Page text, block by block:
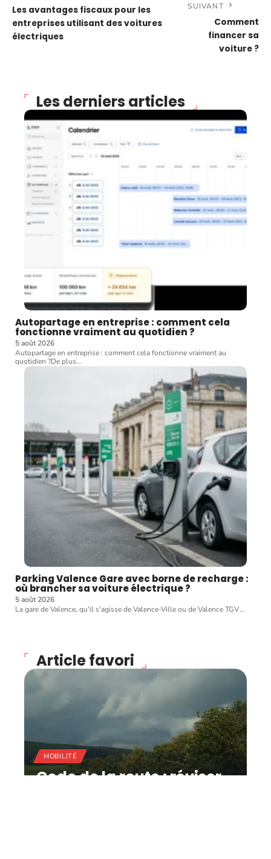
Les avantages fiscaux pour les
entreprises utilisant des voitures
électriques
SUIVANT
Comment
financer sa
voiture ?
Les derniers articles
Autopartage en entreprise : comment cela
fonctionne vraiment au quotidien ?
5 août 2026
Autopartage en entreprise : comment cela fonctionne vraiment au
quotidien ?De plus…
Parking Valence Gare avec borne de recharge :
où brancher sa voiture électrique ?
5 août 2026
La gare de Valence, qu'il s'agisse de Valence-Ville ou de Valence TGV…
Article favori
MOBILITÉ
Code de la route : réviser